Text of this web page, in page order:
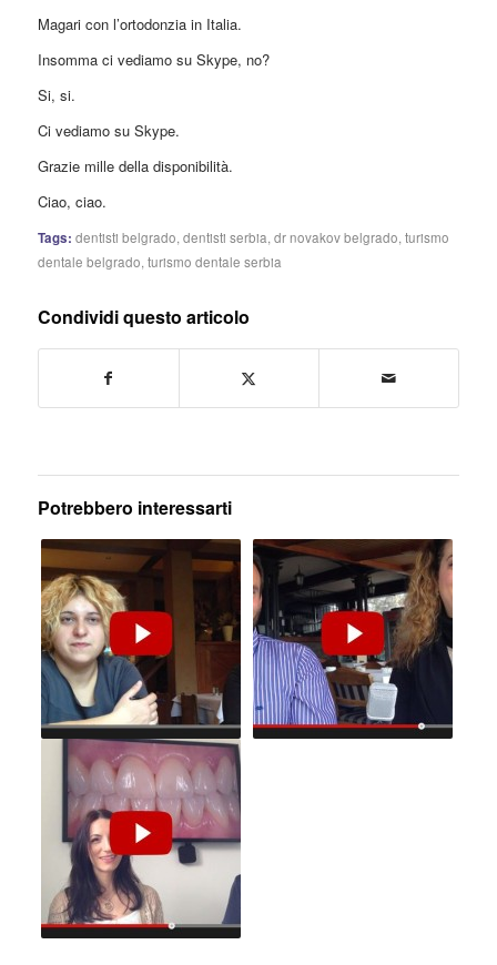
Magari con l’ortodonzia in Italia.
Insomma ci vediamo su Skype, no?
Si, si.
Ci vediamo su Skype.
Grazie mille della disponibilità.
Ciao, ciao.
Tags: dentisti belgrado, dentisti serbia, dr novakov belgrado, turismo
dentale belgrado, turismo dentale serbia
Condividi questo articolo
Potrebbero interessarti